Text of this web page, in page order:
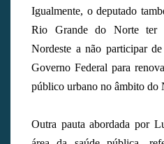
Igualmente, o deputado
Rio Grande do Norte ter
Nordeste a não participar
Governo Federal para
público urbano no âmbito do
Outra pauta abordada por